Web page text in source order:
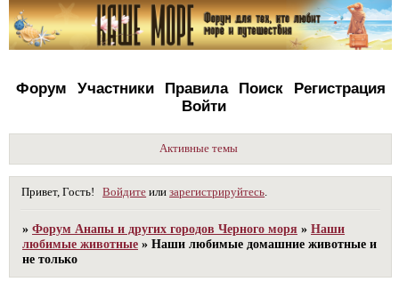
Форум Участники Правила Поиск
Регистрация
Войти
Активные темы
Привет, Гость! Войдите илизарегистрируйтесь
»Форум Анапы и других городов Черного моря »Наши
любимые животные »Наши любимые домашние животные и
не только